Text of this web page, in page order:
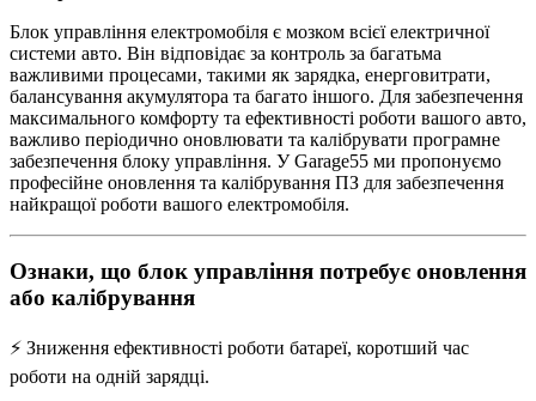
Блок управління електромобіля є мозком всієї електричної
системи авто. Він відповідає за контроль за багатьма
важливими процесами, такими як зарядка, енерговитрати,
балансування акумулятора та багато іншого. Для забезпечення
максимального комфорту та ефективності роботи вашого авто,
важливо періодично оновлювати та калібрувати програмне
забезпечення блоку управління. У Garage55 ми пропонуємо
професійне оновлення та калібрування ПЗ для забезпечення
найкращої роботи вашого електромобіля.
Ознаки, що блок управління потребує оновлення
або калібрування
⚡ Зниження ефективності роботи батареї, коротший час
роботи на одній зарядці.